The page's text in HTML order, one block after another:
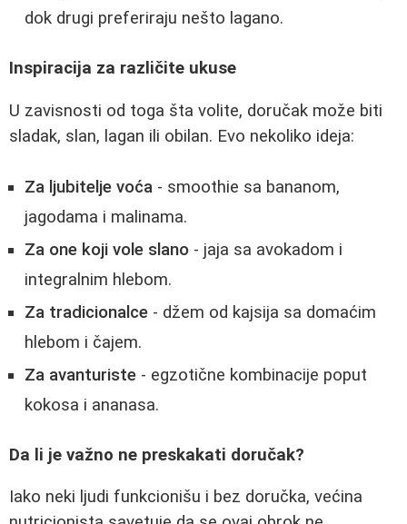
dok drugi preferiraju nešto lagano.
Inspiracija za različite ukuse
U zavisnosti od toga šta volite, doručak može biti
sladak, slan, lagan ili obilan. Evo nekoliko ideja:
Za ljubitelje voća - smoothie sa bananom,
jagodama i malinama.
Za one koji vole slano - jaja sa avokadom i
integralnim hlebom.
Za tradicionalce - džem od kajsija sa domaćim
hlebom i čajem.
Za avanturiste - egzotične kombinacije poput
kokosa i ananasa.
Da li je važno ne preskakati doručak?
Iako neki ljudi funkcionišu i bez doručka, većina